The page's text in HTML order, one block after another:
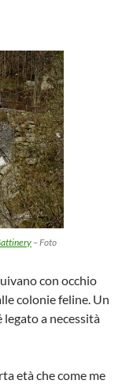
– Foto
con occhio
colonie feline. Un
a necessità
età che come me